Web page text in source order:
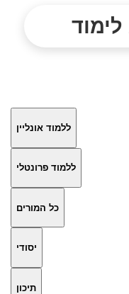
ללמוד אונליין
ללמוד פרונטלי
כל המורים
יסודי
תיכון